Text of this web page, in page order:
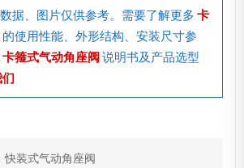
据、图片仅供参考。需要了解更多 卡
的使用性能、外形结构、安装尺寸参
卡箍式气动角座阀 说明书及产品选型
快装式气动角座阀